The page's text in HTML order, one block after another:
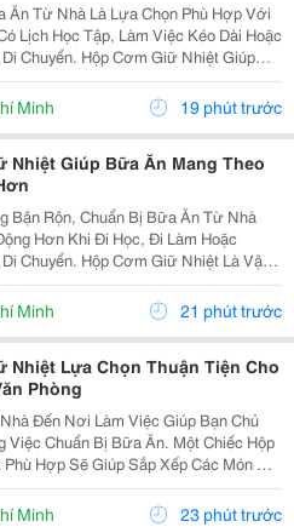
Ăn Từ Nhà Là Lựa Chọn Phù Hợp Với
Lịch Học Tập, Làm Việc Kéo Dài Hoặc
Chuyển. Hộp Cơm Giữ Nhiệt Giúp
Ăn Ngăn Nắp, Thuận Tiện Mang
Chọn Hộp Có Ngăn Phù
Minh 19 phút trước
Nhiệt Giúp Bữa Ăn Mang Theo
Bận Rộn, Chuẩn Bị Bữa Ăn Từ Nhà
Hơn Khi Đi Học, Đi Làm Hoặc
Chuyển. Hộp Cơm Giữ Nhiệt Là Vật
Sắp Xếp Cơm Và Thức Ăn Gọn Gàng,
Ngày. Lựa Chọn Hộp Theo
Minh 21 phút trước
Nhiệt Lựa Chọn Thuận Tiện Cho
Phòng
Đến Nơi Làm Việc Giúp Bạn Chủ
Việc Chuẩn Bị Bữa Ăn. Một Chiếc Hộp
Hợp Sẽ Giúp Sắp Xếp Các Món Ăn
Theo Và Thuận Tiện Sử Dụng
Hộp Có Cấu Tạo Phù
Minh 23 phút trước